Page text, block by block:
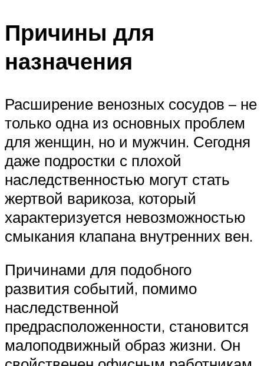
Причины для
назначения
Расширение венозных сосудов – не
только одна из основных проблем
для женщин, но и мужчин. Сегодня
даже подростки с плохой
наследственностью могут стать
жертвой варикоза, который
характеризуется невозможностью
смыкания клапана внутренних вен.
Причинами для подобного
развития событий, помимо
наследственной
предрасположенности, становится
малоподвижный образ жизни. Он